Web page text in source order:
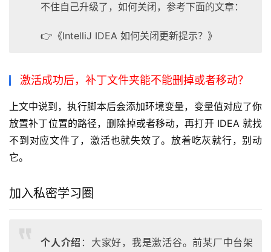
不住自己升级了，如何关闭，参考下面的文章：
👉《IntelliJ IDEA 如何关闭更新提示？》
激活成功后，补丁文件夹能不能删掉或者移动？
上文中说到，执行脚本后会添加环境变量，变量值对应了你
放置补丁位置的路径，删除掉或者移动，再打开 IDEA 就找
不到对应文件了，激活也就失效了。放着吃灰就行，别动
它。
加入私密学习圈
个人介绍 ：大家好，我是激活谷。前某厂中台架